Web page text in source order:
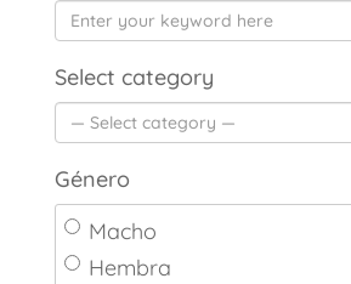
Select category
Género
Macho
Hembra